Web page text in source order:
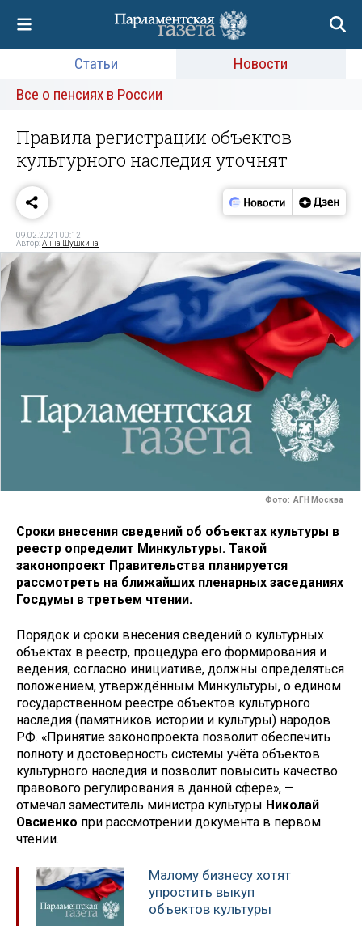
Статьи
Новости
Все о пенсиях в России
Правила регистрации объектов
культурного наследия уточнят
09.02.2021 00:12
Автор:Анна Шушкина
Фото: АГН Москва
Сроки внесения сведений об объектах культуры в
реестр определит Минкультуры. Такой
законопроект Правительства планируется
рассмотреть на ближайших пленарных заседаниях
Госдумы в третьем чтении.
Порядок и сроки внесения сведений о культурных
объектах в реестр, процедура его формирования и
ведения, согласно инициативе, должны определяться
положением, утверждённым Минкультуры, о едином
государственном реестре объектов культурного
наследия (памятников истории и культуры) народов
РФ. «Принятие законопроекта позволит обеспечить
полноту и достоверность системы учёта объектов
культурного наследия и позволит повысить качество
правового регулирования в данной сфере», —
отмечал заместитель министра культуры Николай
Овсиенко при рассмотрении документа в первом
чтении.
Малому бизнесу хотят
упростить выкуп
объектов культуры